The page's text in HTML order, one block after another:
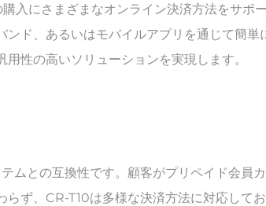
入にさまざまなオンライン決済方法をサポ
ド、あるいはモバイルアプリを通じて簡単
性の高いソリューションを実現します。
ムとの互換性です。顧客がプリペイド会員
ず、CR-T10は多様な決済方法に対応して